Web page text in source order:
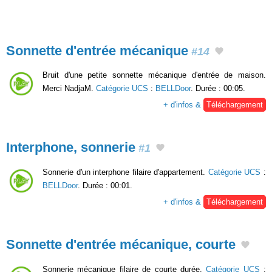
Sonnette d'entrée mécanique #14
Bruit d'une petite sonnette mécanique d'entrée de maison.
Merci NadjaM. Catégorie UCS : BELLDoor. Durée : 00:05.
+ d'infos & Téléchargement
Interphone, sonnerie #1
Sonnerie d'un interphone filaire d'appartement. Catégorie UCS :
BELLDoor. Durée : 00:01.
+ d'infos & Téléchargement
Sonnette d'entrée mécanique, courte
Sonnerie mécanique filaire de courte durée.Catégorie UCS :